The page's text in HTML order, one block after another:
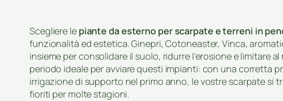
Scegliere le piante da esterno per scarpate e terreni in
funzionalità ed estetica. Ginepri, Cotoneaster, Vinca,
insieme per consolidare il suolo, ridurre l’erosione e limitare
periodo ideale per avviare questi impianti: con una corretta
irrigazione di supporto nel primo anno, le vostre scarpate si
fioriti per molte stagioni.